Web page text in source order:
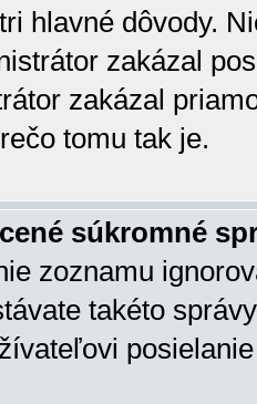
hlavné dôvody.
zakázal
zakázal
tomu tak je.
súkromné
zoznamu
takéto